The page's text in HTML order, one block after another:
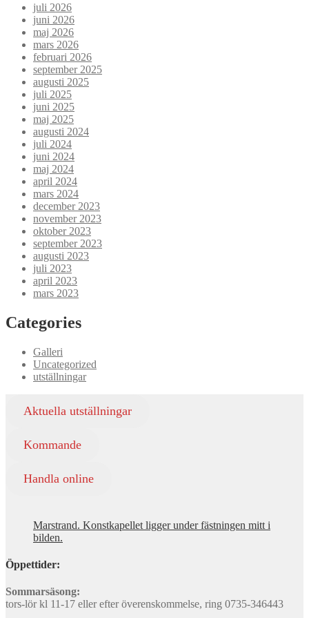
juli 2026
juni 2026
maj 2026
mars 2026
februari 2026
september 2025
augusti 2025
juli 2025
juni 2025
maj 2025
augusti 2024
juli 2024
juni 2024
maj 2024
april 2024
mars 2024
december 2023
november 2023
oktober 2023
september 2023
augusti 2023
juli 2023
april 2023
mars 2023
Categories
Galleri
Uncategorized
utställningar
Aktuella utställningar
Kommande
Handla online
Marstrand. Konstkapellet ligger under fästningen mitt i
bilden.
Öppettider:
Sommarsäsong:
tors-lör kl 11-17 eller efter överenskommelse, ring 0735-346443